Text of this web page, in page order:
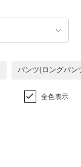
パンツ(ロングパン
全色表示